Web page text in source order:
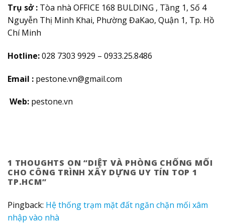
Trụ sở : Tòa nhà OFFICE 168 BULDING , Tầng 1, Số 4
Nguyễn Thị Minh Khai, Phường ĐaKao, Quận 1, Tp. Hồ
Chí Minh
Hotline:028 7303 9929 – 0933.25.8486
Email : pestone.vn@gmail.com
Web: pestone.vn
1 THOUGHTS ON “DIỆT VÀ PHÒNG CHỐNG MỐI
CHO CÔNG TRÌNH XÂY DỰNG UY TÍN TOP 1
TP.HCM”
Pingback: Hệ thống trạm mặt đất ngăn chặn mối xâm
nhập vào nhà